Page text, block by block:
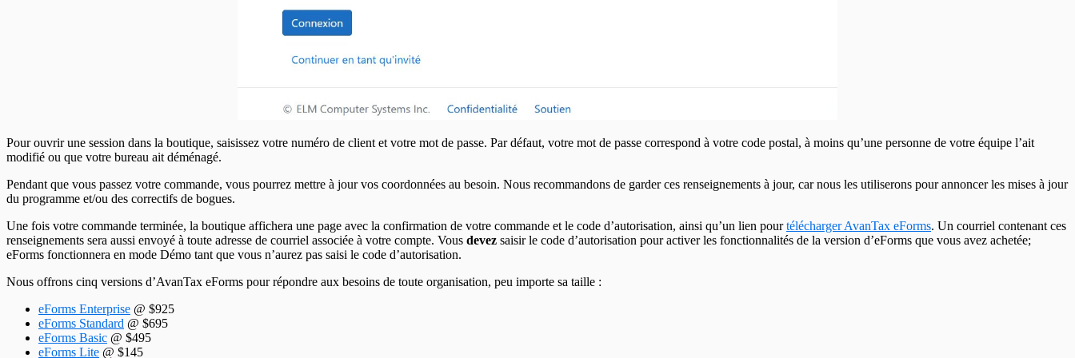
Pour ouvrir une session dans la boutique, saisissez votre numéro de client et votre mot de passe. Par défaut, votre mot de passe correspond à votre code postal, à moins qu’une personne de votre équipe l’ait
modifié ou que votre bureau ait déménagé.
Pendant que vous passez votre commande, vous pourrez mettre à jour vos coordonnées au besoin. Nous recommandons de garder ces renseignements à jour, car nous les utiliserons pour annoncer les mises à jour
du programme et/ou des correctifs de bogues.
Une fois votre commande terminée, la boutique affichera une page avec la confirmation de votre commande et le code d’autorisation, ainsi qu’un lien pourtélécharger AvanTax eForms. Un courriel contenant ces
renseignements sera aussi envoyé à toute adresse de courriel associée à votre compte. Vous devez saisir le code d’autorisation pour activer les fonctionnalités de la version d’eForms que vous avez achetée;
eForms fonctionnera en mode Démo tant que vous n’aurez pas saisi le code d’autorisation.
Nous offrons cinq versions d’AvanTax eForms pour répondre aux besoins de toute organisation, peu importe sa taille :
eForms Enterprise @ $925
eForms Standard @ $695
eForms Basic @ $495
eForms Lite @ $145